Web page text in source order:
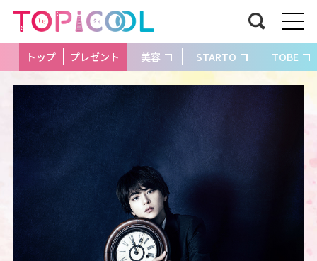
トップ プレゼント 美容 STARTO TOBE